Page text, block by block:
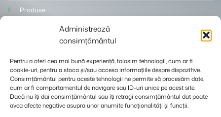
Administrează
consimțământul
Pentru a oferi cea mai bună experiență, folosim tehnologii, cum ar fi
cookie-uri, pentru a stoca și/sau accesa informațiile despre dispozitive.
Consimțământul pentru aceste tehnologii ne permite să procesăm date,
cum ar fi comportamentul de navigare sau ID-uri unice pe acest site.
Dacă nu îți dai consimțământul sau îți retragi consimțământul dat poate
avea afecte negative asupra unor anumite funcționalități și funcții.
Produse